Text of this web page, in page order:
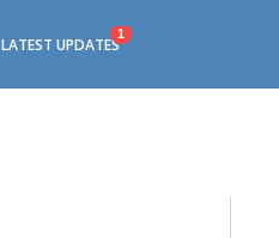
LATEST UPDATES
1